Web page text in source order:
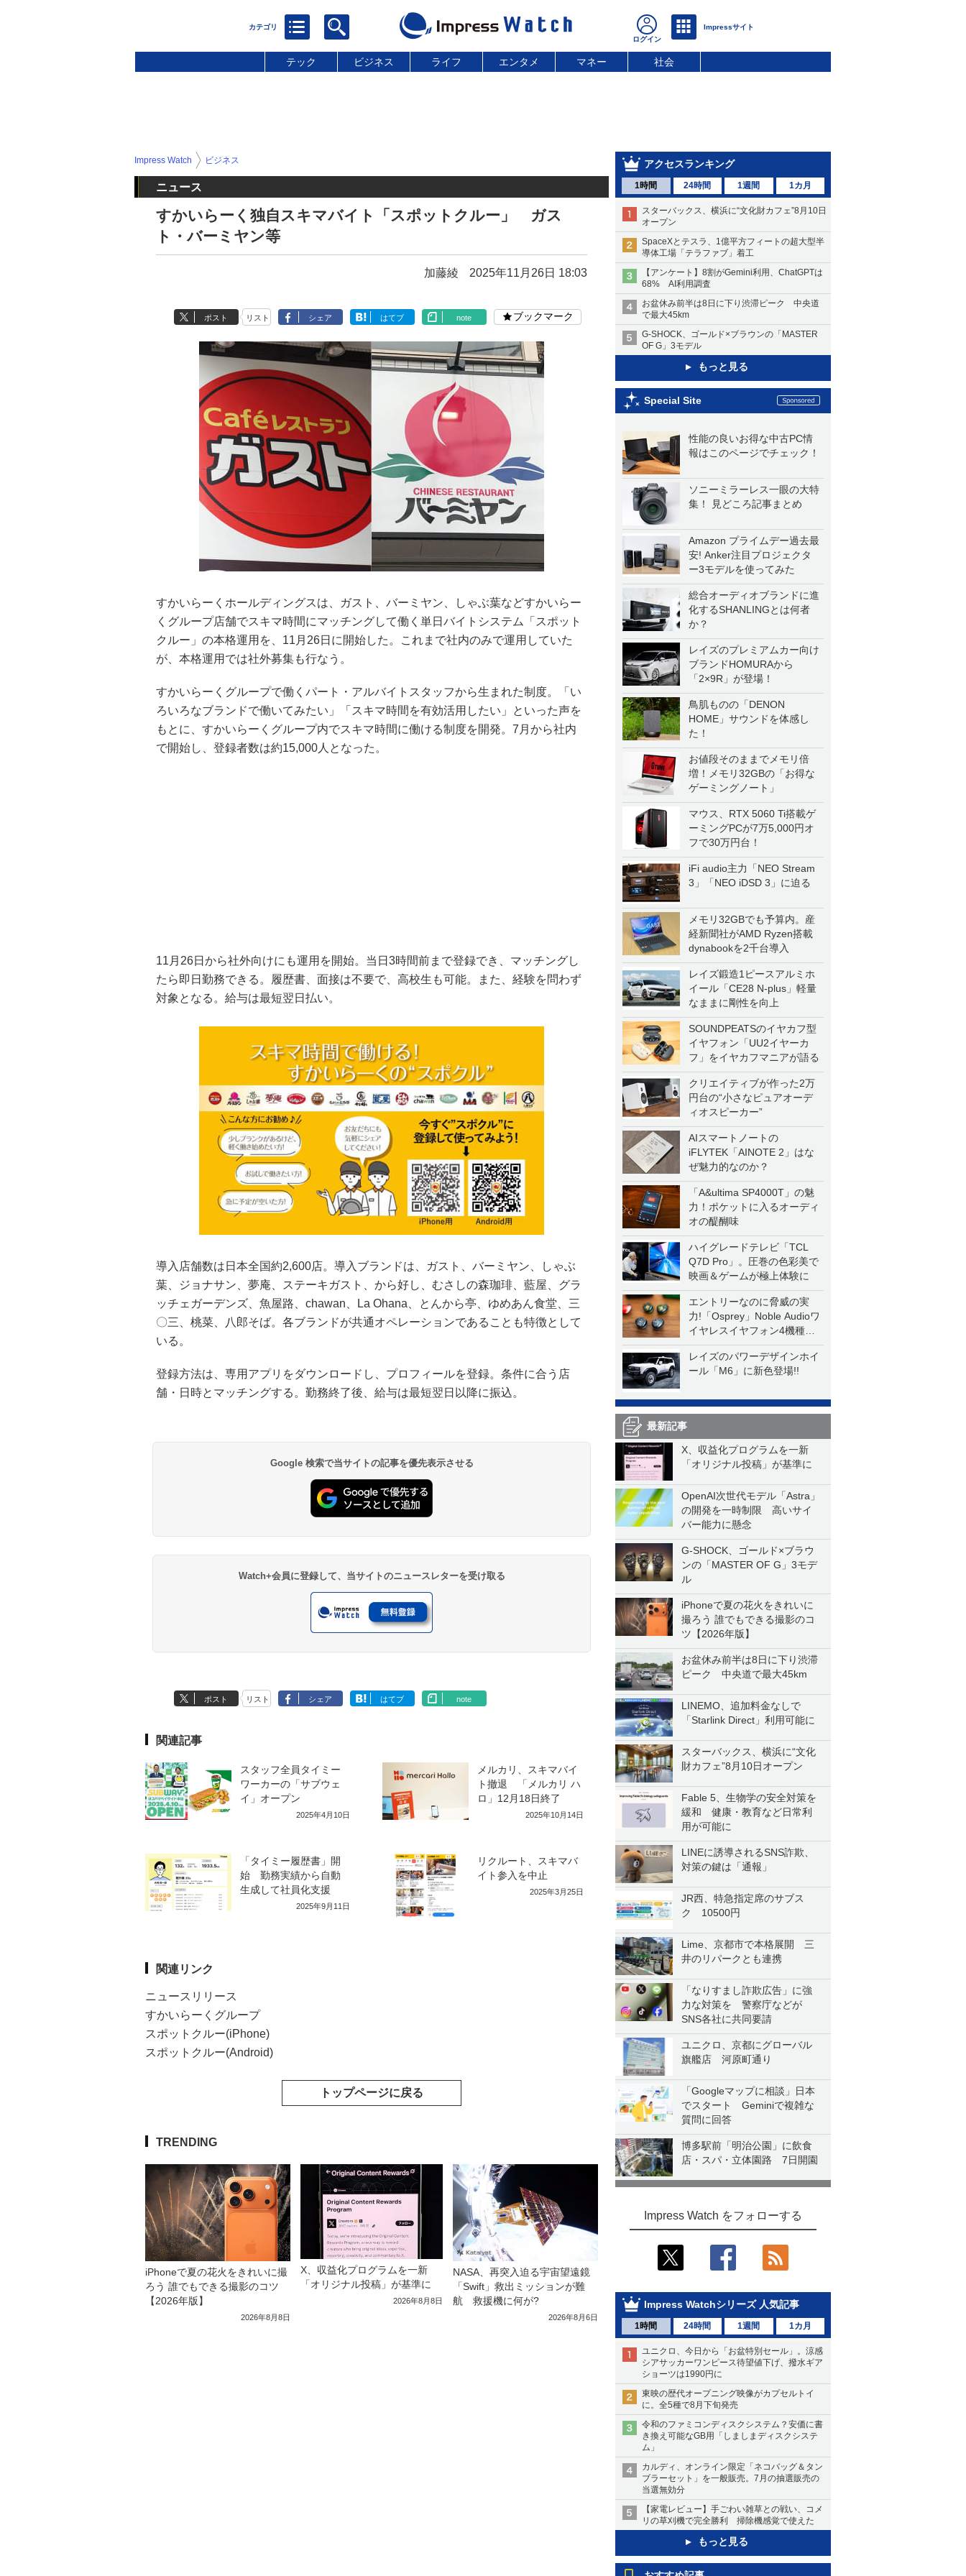
テック ビジネス ライフ エンタメ マネー 社会
アクセスランキング
1時間 24時間 1週間 1カ月
スターバックス、横浜に“文化財カフェ”8月10日
オープン
SpaceXとテスラ、1億平方フィートの超大型半
導体工場「テラファブ」着工
【アンケート】8割がGemini利用、ChatGPTは
68% AI利用調査
お盆休み前半は8日に下り渋滞ピーク 中央道
で最大45km
G-SHOCK、ゴールド×ブラウンの「MASTER
OF G」3モデル
もっと見る
Special Site
性能の良いお得な中古PC情
報はこのページでチェック！
ソニーミラーレス一眼の大特
集！ 見どころ記事まとめ
Amazon プライムデー過去最
安! Anker注目プロジェクタ
ー3モデルを使ってみた
総合オーディオブランドに進
化するSHANLINGとは何者
か？
レイズのプレミアムカー向け
ブランドHOMURAから
「2×9R」が登場！
鳥肌ものの「DENON
HOME」サウンドを体感し
た！
お値段そのままでメモリ倍
増！メモリ32GBの「お得な
ゲーミングノート」
マウス、RTX 5060 Ti搭載ゲ
ーミングPCが7万5,000円オ
フで30万円台！
iFi audio主力「NEO Stream
3」「NEO iDSD 3」に迫る
メモリ32GBでも予算内。産
経新聞社がAMD Ryzen搭載
dynabookを2千台導入
レイズ鍛造1ピースアルミホ
イール「CE28 N-plus」軽量
なままに剛性を向上
SOUNDPEATSのイヤカフ型
イヤフォン「UU2イヤーカ
フ」をイヤカフマニアが語る
クリエイティブが作った2万
円台の“小さなピュアオーデ
ィオスピーカー”
AIスマートノートの
iFLYTEK「AINOTE 2」はな
ぜ魅力的なのか？
「A&ultima SP4000T」の魅
力！ポケットに入るオーディ
オの醍醐味
ハイグレードテレビ「TCL
Q7D Pro」。圧巻の色彩美で
映画＆ゲームが極上体験に
エントリーなのに脅威の実
力!「Osprey」Noble Audioワ
イヤレスイヤフォン4機種を
一気に聴く
レイズのパワーデザインホイ
ール「M6」に新色登場!!
最新記事
X、収益化プログラムを一新
「オリジナル投稿」が基準に
OpenAI次世代モデル「Astra」
の開発を一時制限 高いサイ
バー能力に懸念
G-SHOCK、ゴールド×ブラウ
ンの「MASTER OF G」3モデ
ル
iPhoneで夏の花火をきれいに
撮ろう 誰でもできる撮影のコ
ツ【2026年版】
お盆休み前半は8日に下り渋滞
ピーク 中央道で最大45km
LINEMO、追加料金なしで
「Starlink Direct」利用可能に
スターバックス、横浜に“文化
財カフェ”8月10日オープン
Fable 5、生物学の安全対策を
緩和 健康・教育など日常利
用が可能に
LINEに誘導されるSNS詐欺、
対策の鍵は「通報」
JR西、特急指定席のサブス
ク 10500円
Lime、京都市で本格展開 三
井のリパークとも連携
「なりすまし詐欺広告」に強
力な対策を 警察庁などが
SNS各社に共同要請
ユニクロ、京都にグローバル
旗艦店 河原町通り
「Googleマップに相談」日本
でスタート Geminiで複雑な
質問に回答
博多駅前「明治公園」に飲食
店・スパ・立体園路 7日開園
Impress Watch をフォローする
Impress Watchシリーズ 人気記事
1時間 24時間 1週間 1カ月
ユニクロ、今日から「お盆特別セール」。涼感
シアサッカーワンピース待望値下げ、撥水ギア
ショーツは1990円に
東映の歴代オープニング映像がカプセルトイ
に。全5種で8月下旬発売
令和のファミコンディスクシステム？安価に書
き換え可能なGB用「しましまディスクシステ
ム」
カルディ、オンライン限定「ネコバッグ＆タン
ブラーセット」を一般販売。7月の抽選販売の
当選無効分
【家電レビュー】手ごわい雑草との戦い、コメ
リの草刈機で完全勝利 掃除機感覚で使えた
もっと見る
Impress Watch ビジネス
ニュース
すかいらーく独自スキマバイト「スポットクルー」 ガス
ト・バーミヤン等
加藤綾 2025年11月26日 18:03
ポスト リスト シェア はてブ note ブックマーク
すかいらーくホールディングスは、ガスト、バーミヤン、しゃぶ葉などすかいらー
くグループ店舗でスキマ時間にマッチングして働く単日バイトシステム「スポット
クルー」の本格運用を、11月26日に開始した。これまで社内のみで運用していた
が、本格運用では社外募集も行なう。
すかいらーくグループで働くパート・アルバイトスタッフから生まれた制度。「い
ろいろなブランドで働いてみたい」「スキマ時間を有効活用したい」といった声を
もとに、すかいらーくグループ内でスキマ時間に働ける制度を開発。7月から社内
で開始し、登録者数は約15,000人となった。
11月26日から社外向けにも運用を開始。当日3時間前まで登録でき、マッチングし
たら即日勤務できる。履歴書、面接は不要で、高校生も可能。また、経験を問わず
対象となる。給与は最短翌日払い。
導入店舗数は日本全国約2,600店。導入ブランドは、ガスト、バーミヤン、しゃぶ
葉、ジョナサン、夢庵、ステーキガスト、から好し、むさしの森珈琲、藍屋、グラ
ッチェガーデンズ、魚屋路、chawan、La Ohana、とんから亭、ゆめあん食堂、三
〇三、桃菜、八郎そば。各ブランドが共通オペレーションであることも特徴として
いる。
登録方法は、専用アプリをダウンロードし、プロフィールを登録。条件に合う店
舗・日時とマッチングする。勤務終了後、給与は最短翌日以降に振込。
Google 検索で当サイトの記事を優先表示させる
Watch+会員に登録して、当サイトのニュースレターを受け取る
ポスト リスト シェア はてブ note
関連記事
スタッフ全員タイミー
ワーカーの「サブウェ
イ」オープン
2025年4月10日
メルカリ、スキマバイ
ト撤退 「メルカリ ハ
ロ」12月18日終了
2025年10月14日
「タイミー履歴書」開
始 勤務実績から自動
生成して社員化支援
2025年9月11日
リクルート、スキマバ
イト参入を中止
2025年3月25日
関連リンク
ニュースリリース
すかいらーくグループ
スポットクルー(iPhone)
スポットクルー(Android)
トップページに戻る
TRENDING
iPhoneで夏の花火をきれいに撮
ろう 誰でもできる撮影のコツ
【2026年版】
2026年8月8日
X、収益化プログラムを一新
「オリジナル投稿」が基準に
2026年8月8日
NASA、再突入迫る宇宙望遠鏡
「Swift」救出ミッションが難
航 救援機に何が?
2026年8月6日